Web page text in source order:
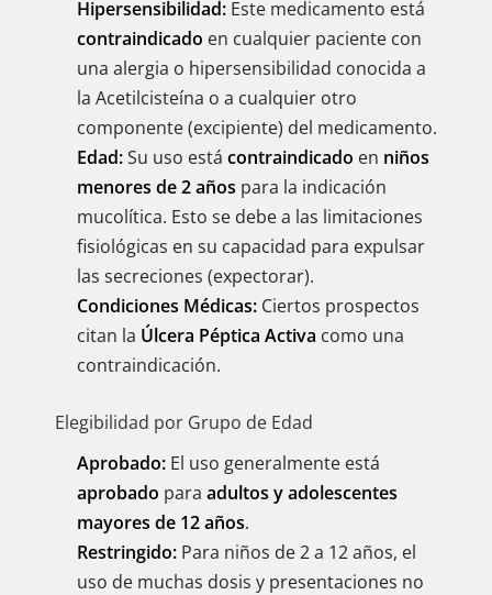
Hipersensibilidad: Este medicamento está
contraindicado en cualquier paciente con
una alergia o hipersensibilidad conocida a
la Acetilcisteína o a cualquier otro
componente (excipiente) del medicamento.
Edad:Su uso está contraindicado en niños
menores de 2 años para la indicación
mucolítica. Esto se debe a las limitaciones
fisiológicas en su capacidad para expulsar
las secreciones (expectorar).
Condiciones Médicas: Ciertos prospectos
citan la Úlcera Péptica Activa como una
contraindicación.
Elegibilidad por Grupo de Edad
Aprobado: El uso generalmente está
aprobado para adultos y adolescentes
mayores de 12 años.
Restringido: Para niños de 2 a 12 años, el
uso de muchas dosis y presentaciones no